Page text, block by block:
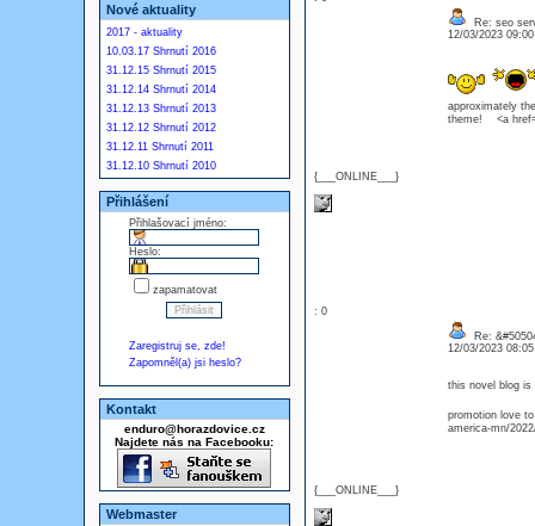
Nové aktuality
2017 - aktuality
10.03.17 Shrnutí 2016
31.12.15 Shrnutí 2015
31.12.14 Shrnutí 2014
31.12.13 Shrnutí 2013
31.12.12 Shrnutí 2012
31.12.11 Shrnutí 2011
31.12.10 Shrnutí 2010
Přihlášení
Přihlašovací jméno:
Heslo:
zapamatovat
Zaregistruj se, zde!
Zapomněl(a) jsi heslo?
Kontakt
enduro@horazdovice.cz
Najdete nás na Facebooku:
Webmaster
{___ONLINE___}
Re: seo
12/03/2023
approximately
theme! <a
: 0
{___ONLINE___}
Re:
12/03/2023
this novel blog is
promotion love
america-mn/